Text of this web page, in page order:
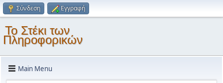
Σύνδεση Εγγραφή
Το Στέκι των
Πληροφορικών
Main Menu